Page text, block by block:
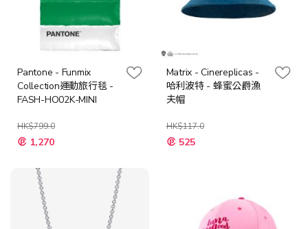
Pantone - Funmix
Collection運動旅行毯 -
FASH-HO02K-MINI
HK$799.0
特
殊 1,270
Matrix - Cinereplicas -
哈利波特 - 蜂蜜公爵漁
夫帽
HK$117.0
特
殊 525